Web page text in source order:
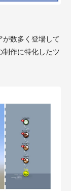
が数多く登場して
制作に特化したツ